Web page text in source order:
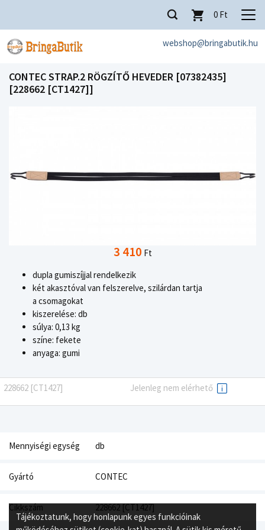
webshop@bringabutik.hu
0 Ft
CONTEC STRAP.2 RÖGZÍTŐ HEVEDER [07382435]
[228662 [CT1427]]
3 410 Ft
dupla gumiszíjjal rendelkezik
két akasztóval van felszerelve, szilárdan tartja
a csomagokat
kiszerelése: db
súlya: 0,13 kg
színe: fekete
anyaga: gumi
228662 [CT1427] Jelenleg nem elérhető
Mennyiségi egység db
Gyártó CONTEC
Cikkszám
228662 [CT1427]
Tájékoztatunk, hogy honlapunk egyes funkcióinak